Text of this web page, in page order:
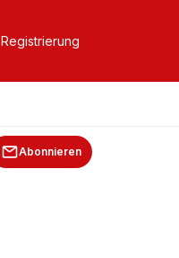
Registrierung
Abonnieren